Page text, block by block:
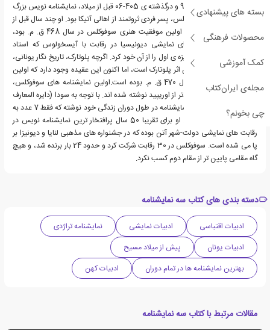
بسته های پیشنهادی
محصولات فرهنگی
کمک آموزشی
مجله‌ی ایران‌کتاب
چی بخونم؟
سوفوکلس، زاده ی 497-96 و درگذشته ی 405-06 قبل از میلاد، نمایشنامه نویس بزرگ
یونان باستان است.سوفوکلس، پسر فردی ثروتمند از اهالی آتیکا بود. او چند سال قبل از
نبرد ماراتون به دنیا آمد. اولین موفقیت هنری سوفوکلس در سال 468 ق. م. بود،
هنگامی که در رقابت های نمایشی دیونیسیا در رقابت با آیسخولوس که استاد
نمایشنامه ی آتن بود، جایزه ی اول را از آن خود کرد. اگرچه پلوتارک، تاریخ نگار یونانی،
بیان می کند که این اولین اثر پلوتارک است، اما اکنون این عقیده وجود دارد که اولین
دستاورد او احتمالا در سال 470 ق. م. بوده است.اولین نمایشنامه های سوفوکلس،
دیرتر از آیسخولوس و زودتر از اوریپید نوشته شده اند. با توجه به سودا (دایره المعارف
قرن 10) سوفوکلس 123 نمایشنامه در طول دوران زندگی خود نوشته که فقط 7 عدد به
طور کامل باقی مانده اند. او برای تقریبا 50 سال پرافتخار ترین نمایشنامه نویس در
رقابت های نمایشی دولت-شهر آتن بوده که در جشنواره های مذهبی لنایا و دیونیزا بر
پا می شده است. سوفوکلس در 30 رقابت شرکت کرد و حدود 24 بار برنده شد، و هیچ
گاه مقامی پایین تر از مقام دوم کسب نکرد.
دسته بندی های کتاب سه نمایشنامه
ادبیات اقتباسی ادبیات نمایشی
نمایشنامه تراژدی
ادبیات یونان
پیش از میلاد مسیح
بهترین نمایشنامه ها در تمام دوران
ادبیات کهن
مقالات مرتبط با کتاب سه نمایشنامه